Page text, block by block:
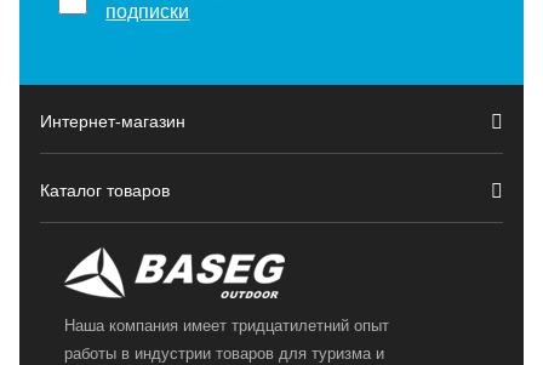
подписки
Интернет-магазин
Каталог товаров
Наша компания имеет тридцатилетний опыт
работы в индустрии товаров для туризма и